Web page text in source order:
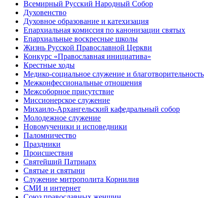
Всемирный Русский Народный Собор
Духовенство
Духовное образование и катехизация
Епархиальная комиссия по канонизации святых
Епархиальные воскресные школы
Жизнь Русской Православной Церкви
Конкурс «Православная инициатива»
Крестные ходы
Медико-социальное служение и благотворительность
Межконфессиональные отношения
Межсоборное присутствие
Миссионерское служение
Михаило-Архангельский кафедральный собор
Молодежное служение
Новомученики и исповедники
Паломничество
Праздники
Происшествия
Святейший Патриарх
Святые и святыни
Служение митрополита Корнилия
СМИ и интернет